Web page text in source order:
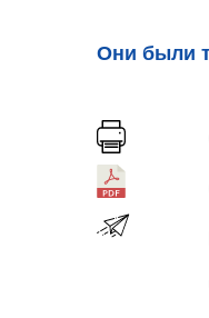
Они были